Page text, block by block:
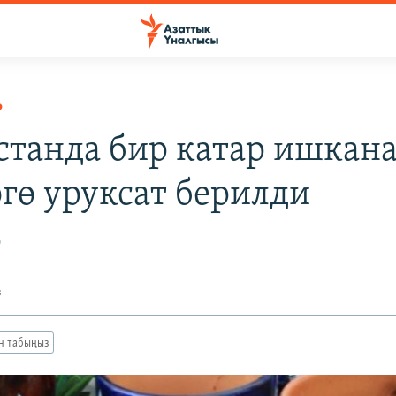
бир катар
уруксат берилди
табыңыз